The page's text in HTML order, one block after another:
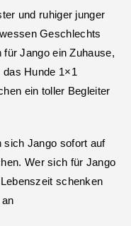
und ruhiger junger
Geschlechts
Jango ein Zuhause,
Hunde 1×1
ein toller Begleiter
sich Jango sofort auf
Wer sich für Jango
schenken